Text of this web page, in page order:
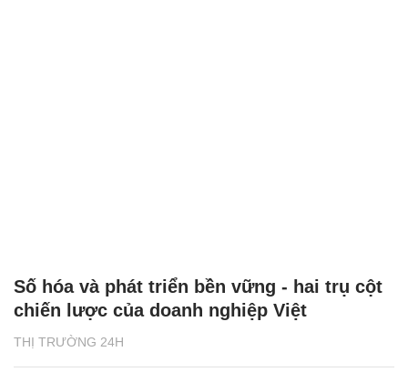
THỊ TRƯỜNG 24H
Số hóa và phát triển bền vững - hai trụ cột
chiến lược của doanh nghiệp Việt